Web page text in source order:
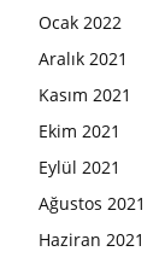
Ocak 2022
Aralık 2021
Kasım 2021
Ekim 2021
Eylül 2021
Ağustos 2021
Haziran 2021